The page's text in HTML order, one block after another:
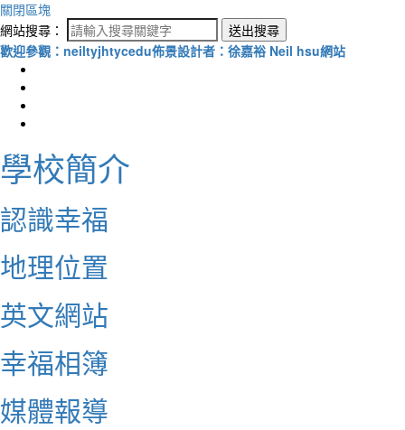
關閉區塊
網站搜尋：
送出搜尋
歡迎參觀：neiltyjhtycedu佈景設計者：徐嘉裕 Neil hsu網站
學校簡介
認識幸福
地理位置
英文網站
幸福相簿
媒體報導